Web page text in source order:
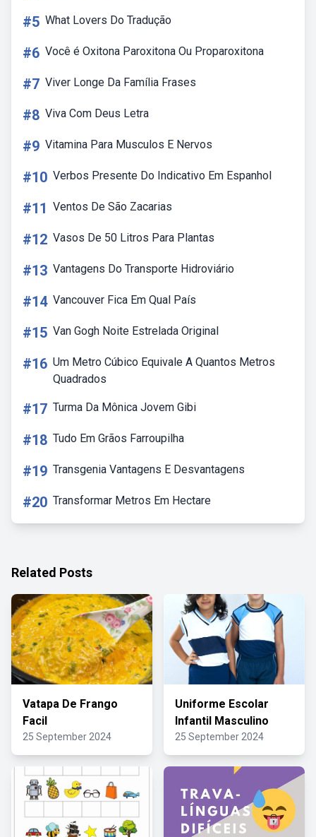
#5 What Lovers Do Tradução
#6 Você é Oxitona Paroxitona Ou Proparoxitona
#7 Viver Longe Da Família Frases
#8 Viva Com Deus Letra
#9 Vitamina Para Musculos E Nervos
#10 Verbos Presente Do Indicativo Em Espanhol
#11 Ventos De São Zacarias
#12 Vasos De 50 Litros Para Plantas
#13 Vantagens Do Transporte Hidroviário
#14 Vancouver Fica Em Qual País
#15 Van Gogh Noite Estrelada Original
#16 Um Metro Cúbico Equivale A Quantos Metros
Quadrados
#17 Turma Da Mônica Jovem Gibi
#18 Tudo Em Grãos Farroupilha
#19 Transgenia Vantagens E Desvantagens
#20 Transformar Metros Em Hectare
Related Posts
Vatapa De Frango
Facil
25 September 2024
Uniforme Escolar
Infantil Masculino
25 September 2024